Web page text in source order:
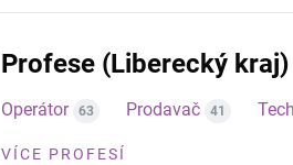
Profese (Liberecký kraj)
Operátor 63 Prodavač 41
VÍCE PROFESÍ